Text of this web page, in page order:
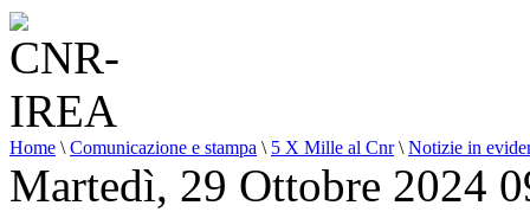
Home \ Comunicazione e stampa \ 5 X Mille al Cnr \ Notizie in
Martedì, 29 Ottobre 2024